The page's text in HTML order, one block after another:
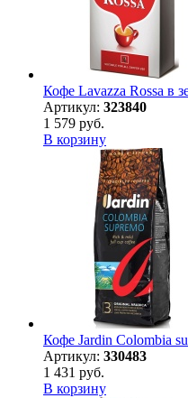
Кофе Lavazza Rossa в
Артикул: 323840
1 579 руб.
В корзину
Кофе Jardin Colombia
Артикул: 330483
1 431 руб.
В корзину